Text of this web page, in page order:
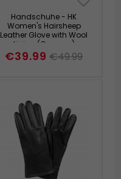
Handschuhe - HK
Women's Hairsheep
Leather Glove with Wool
Lining (Cognac)
€39.99 €49.99